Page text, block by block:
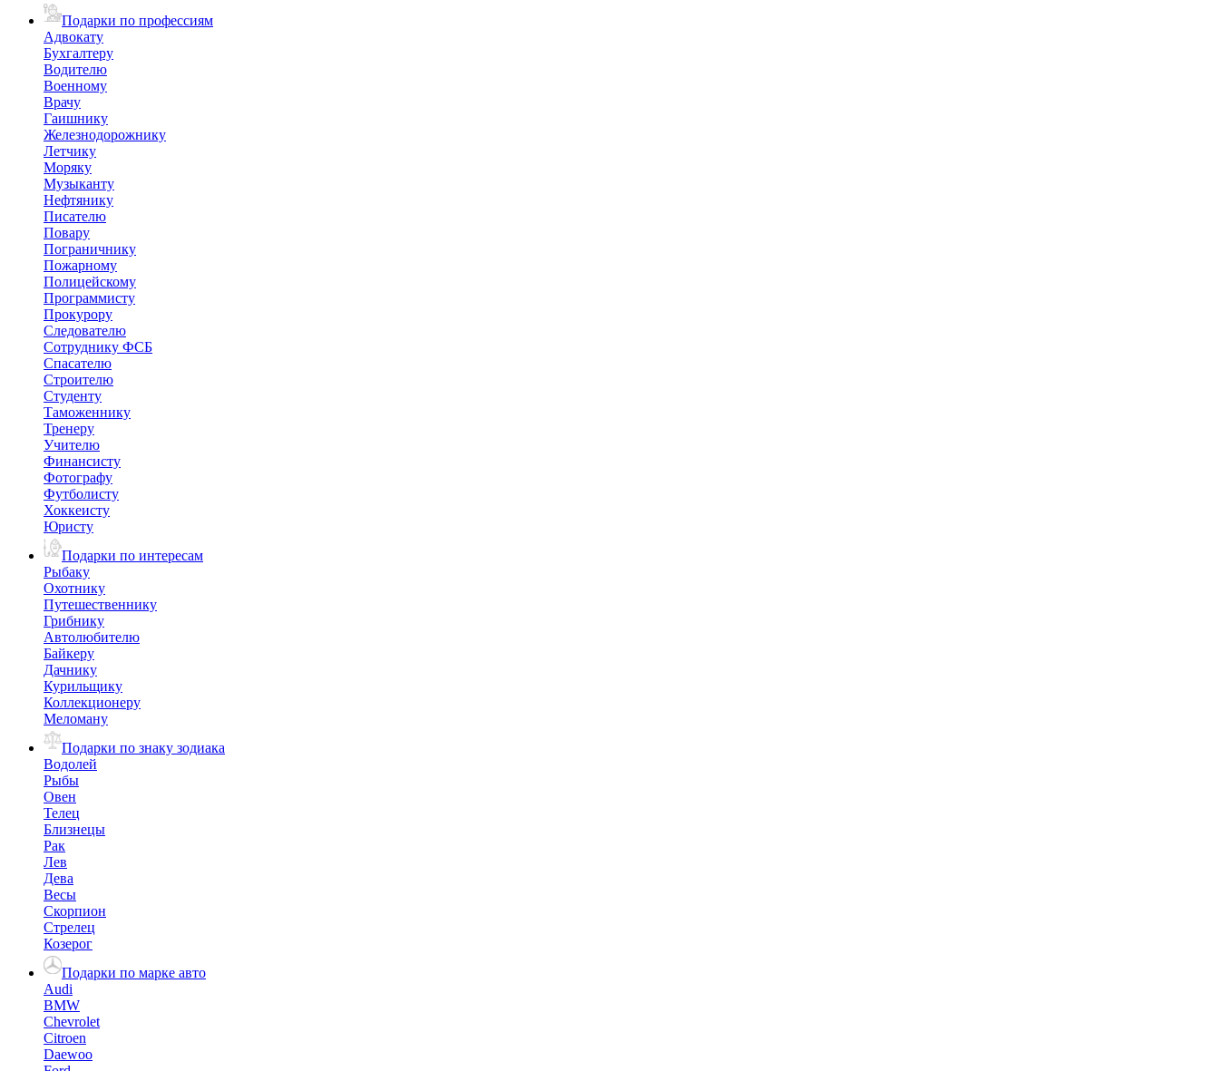
Подарки по профессиям
Адвокату
Бухгалтеру
Водителю
Военному
Врачу
Гаишнику
Железнодорожнику
Летчику
Моряку
Музыканту
Нефтянику
Писателю
Повару
Пограничнику
Пожарному
Полицейскому
Программисту
Прокурору
Следователю
Сотруднику ФСБ
Спасателю
Строителю
Студенту
Таможеннику
Тренеру
Учителю
Финансисту
Фотографу
Футболисту
Хоккеисту
Юристу
Подарки по интересам
Рыбаку
Охотнику
Путешественнику
Грибнику
Автолюбителю
Байкеру
Дачнику
Курильщику
Коллекционеру
Меломану
Подарки по знаку зодиака
Водолей
Рыбы
Овен
Телец
Близнецы
Рак
Лев
Дева
Весы
Скорпион
Стрелец
Козерог
Подарки по марке авто
Audi
BMW
Chevrolet
Citroen
Daewoo